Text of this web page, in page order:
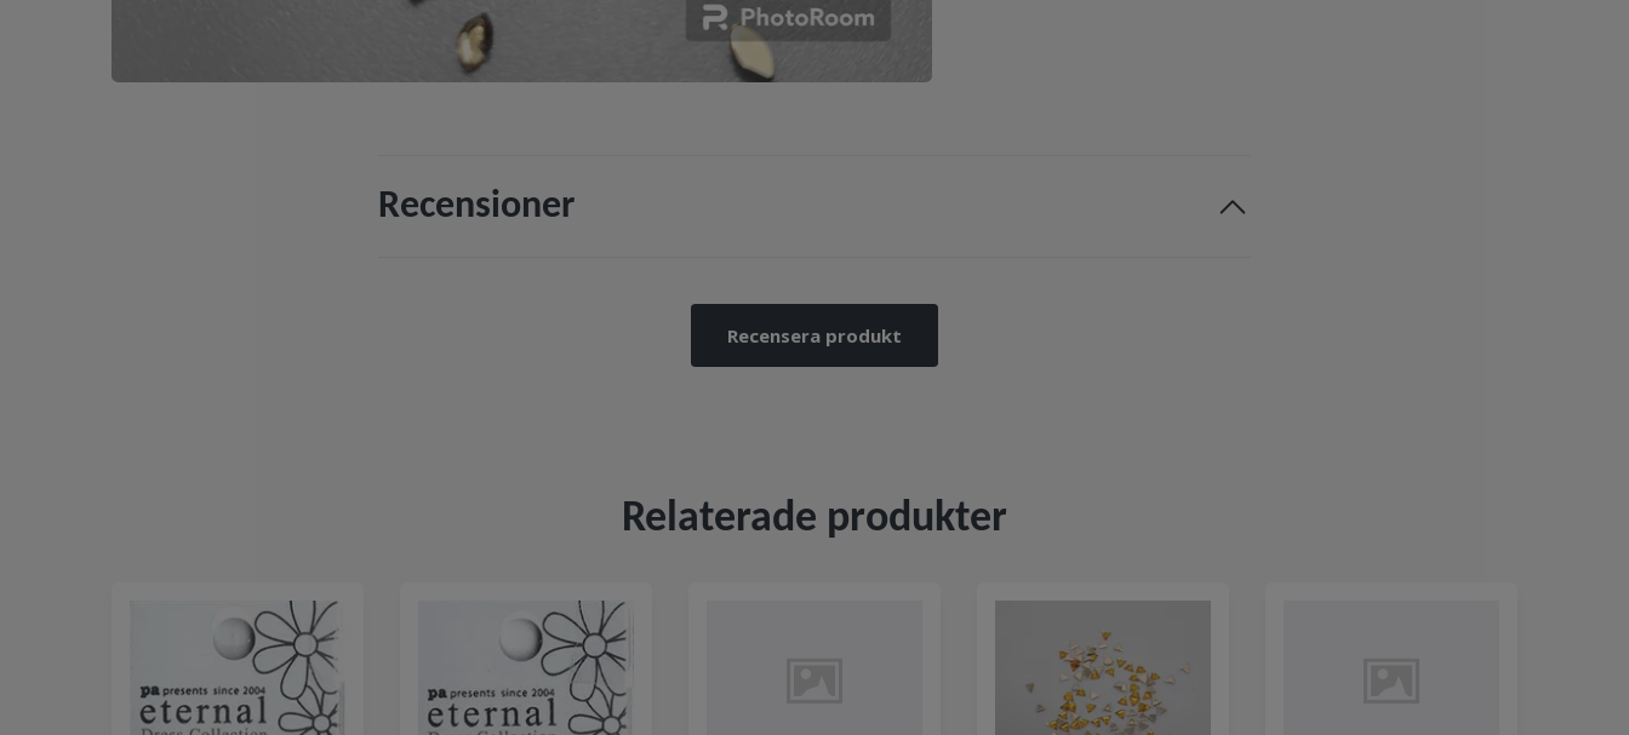
Recensioner
Recensera produkt
Relaterade produkter